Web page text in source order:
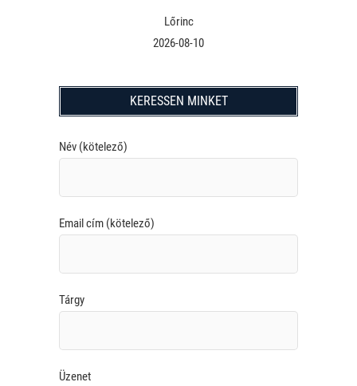
Lőrinc
2026-08-10
KERESSEN MINKET
Név (kötelező)
Email cím (kötelező)
Tárgy
Üzenet